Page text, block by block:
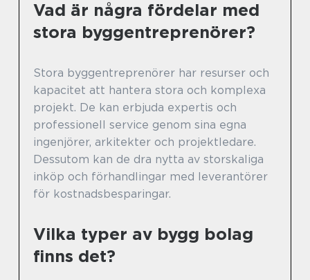
Vad är några fördelar med
stora byggentreprenörer?
Stora byggentreprenörer har resurser och
kapacitet att hantera stora och komplexa
projekt. De kan erbjuda expertis och
professionell service genom sina egna
ingenjörer, arkitekter och projektledare.
Dessutom kan de dra nytta av storskaliga
inköp och förhandlingar med leverantörer
för kostnadsbesparingar.
Vilka typer av bygg bolag
finns det?